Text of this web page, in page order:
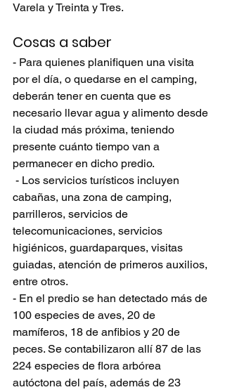
Varela y Treinta y Tres.
Cosas a saber
- Para quienes planifiquen una visita
por el día, o quedarse en el camping,
deberán tener en cuenta que es
necesario llevar agua y alimento desde
la ciudad más próxima, teniendo
presente cuánto tiempo van a
permanecer en dicho predio.
- Los servicios turísticos incluyen
cabañas, una zona de camping,
parrilleros, servicios de
telecomunicaciones, servicios
higiénicos, guardaparques, visitas
guiadas, atención de primeros auxilios,
entre otros.
- En el predio se han detectado más de
100 especies de aves, 20 de
mamíferos, 18 de anfibios y 20 de
peces. Se contabilizaron allí 87 de las
224 especies de flora arbórea
autóctona del país, además de 23